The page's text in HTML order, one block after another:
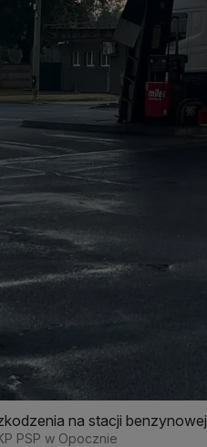
na stacji benzynowej
PSP w Opocznie